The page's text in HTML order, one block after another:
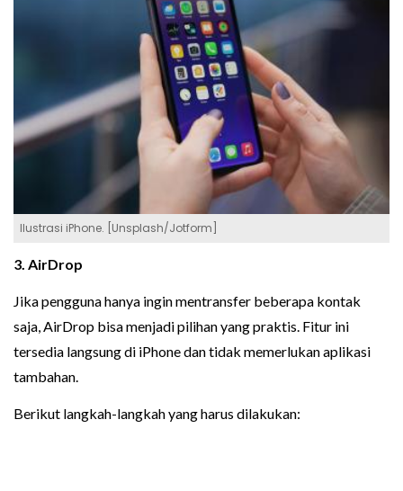
Ilustrasi iPhone. [Unsplash/Jotform]
3. AirDrop
Jika pengguna hanya ingin mentransfer beberapa kontak
saja, AirDrop bisa menjadi pilihan yang praktis. Fitur ini
tersedia langsung di iPhone dan tidak memerlukan aplikasi
tambahan.
Berikut langkah-langkah yang harus dilakukan: